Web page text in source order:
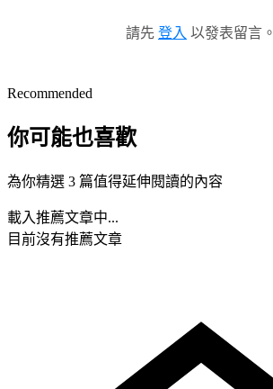
請先 登入 以發表留言。
Recommended
你可能也喜歡
為你精選 3 篇值得延伸閱讀的內容
載入推薦文章中...
目前沒有推薦文章